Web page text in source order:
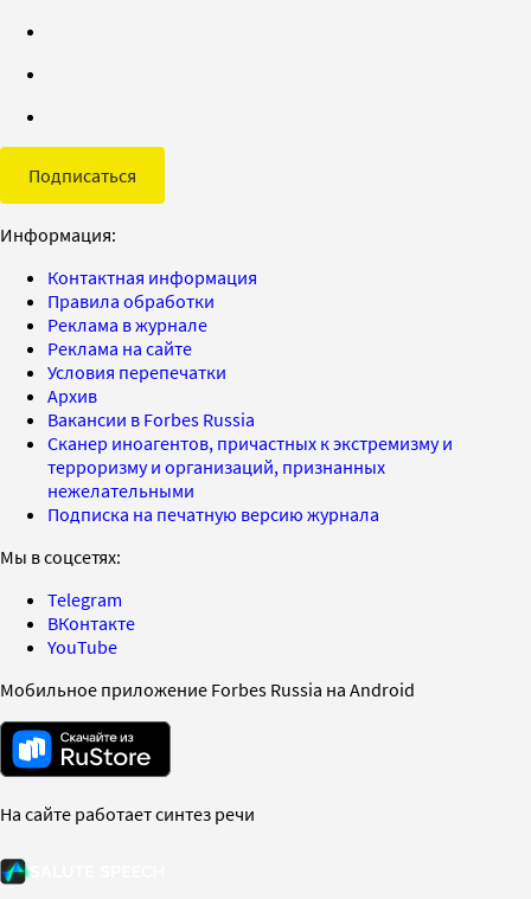
Подписаться
Информация:
Контактная информация
Правила обработки
Реклама в журнале
Реклама на сайте
Условия перепечатки
Архив
Вакансии в Forbes Russia
Сканер иноагентов, причастных к экстремизму и
терроризму и организаций, признанных
нежелательными
Подписка на печатную версию журнала
Мы в соцсетях:
Telegram
ВКонтакте
YouTube
Мобильное приложение Forbes Russia на Android
На сайте работает синтез речи